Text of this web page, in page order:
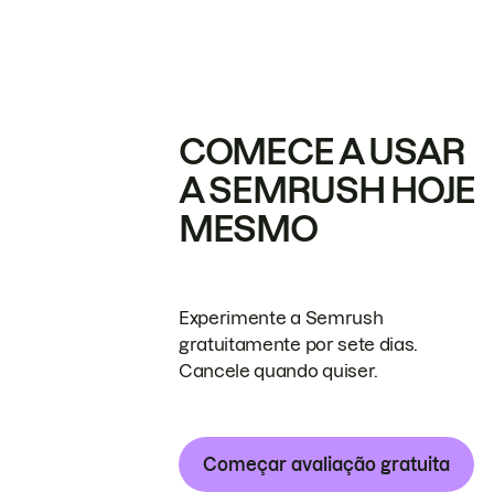
COMECE A USAR
A SEMRUSH HOJE
MESMO
Experimente a Semrush
gratuitamente por sete dias.
Cancele quando quiser.
Começar avaliação gratuita